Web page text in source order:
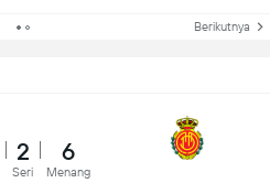
Berikutnya
2
Seri
6
Menang